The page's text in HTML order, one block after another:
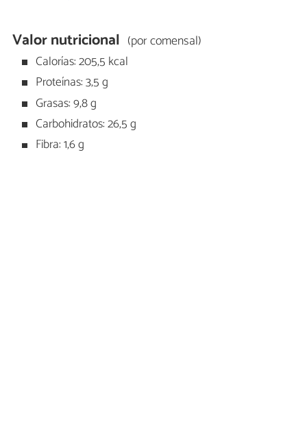
Valor nutricional (por comensal)
Calorías: 205,5 kcal
Proteínas: 3,5 g
Grasas: 9,8 g
Carbohidratos: 26,5 g
Fibra: 1,6 g